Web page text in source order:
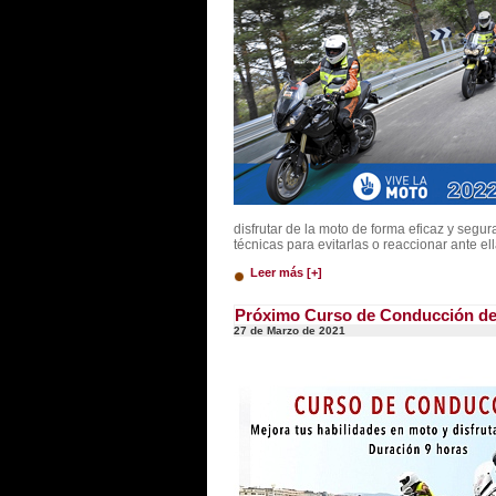
disfrutar de la moto de forma eficaz y
técnicas para evitarlas o reaccionar ante
Leer más [+]
Próximo Curso de Conducción
27 de Marzo de 2021